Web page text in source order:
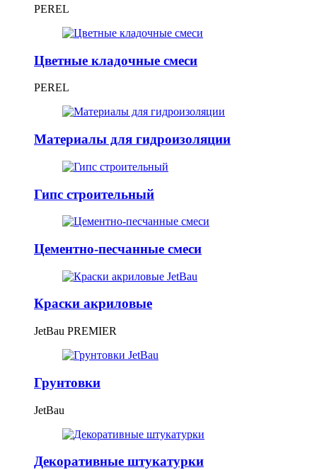
PEREL
Цветные кладочные смеси
PEREL
Материалы для гидроизоляции
Гипс строительный
Цементно-песчанные смеси
Краски акриловые
JetBau PREMIER
Грунтовки
JetBau
Декоративные штукатурки